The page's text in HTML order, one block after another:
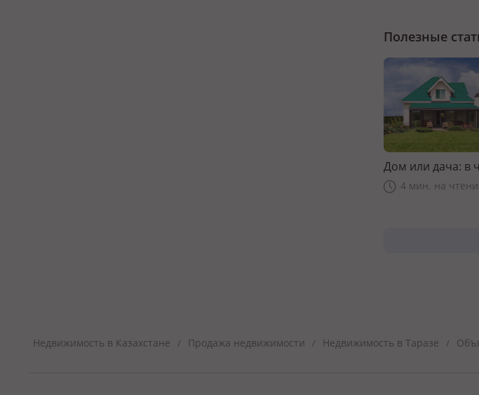
Полезные
Дом или дача: в
4 мин. на
Недвижимость в Казахстане / Продажа недвижимости / Недвижимость в Таразе /